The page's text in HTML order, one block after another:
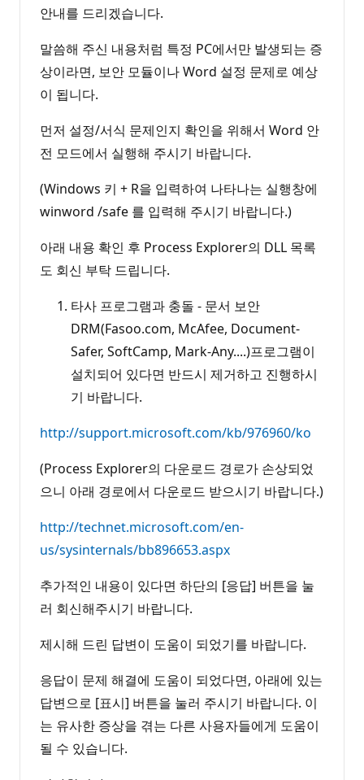
안내를 드리겠습니다.
말씀해 주신 내용처럼 특정 PC에서만 발생되는 증
상이라면, 보안 모듈이나 Word 설정 문제로 예상
이 됩니다.
먼저 설정/서식 문제인지 확인을 위해서 Word 안
전 모드에서 실행해 주시기 바랍니다.
(Windows 키 + R을 입력하여 나타나는 실행창에
winword /safe 를 입력해 주시기 바랍니다.)
아래 내용 확인 후 Process Explorer의 DLL 목록
도 회신 부탁 드립니다.
타사 프로그램과 충돌 - 문서 보안
DRM(Fasoo.com, McAfee, Document-
Safer, SoftCamp, Mark-Any....)프로그램이
설치되어 있다면 반드시 제거하고 진행하시
기 바랍니다.
http://support.microsoft.com/kb/976960/ko
(Process Explorer의 다운로드 경로가 손상되었
으니 아래 경로에서 다운로드 받으시기 바랍니다.)
http://technet.microsoft.com/en-
us/sysinternals/bb896653.aspx
추가적인 내용이 있다면 하단의 [응답] 버튼을 눌
러 회신해주시기 바랍니다.
제시해 드린 답변이 도움이 되었기를 바랍니다.
응답이 문제 해결에 도움이 되었다면, 아래에 있는
답변으로 [표시] 버튼을 눌러 주시기 바랍니다. 이
는 유사한 증상을 겪는 다른 사용자들에게 도움이
될 수 있습니다.